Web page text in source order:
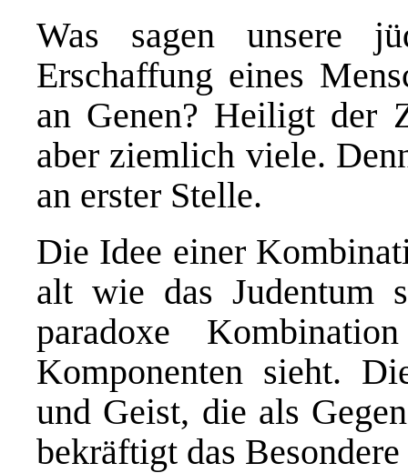
Was sagen unsere
Erschaffung eines
an Genen? Heiligt der
aber ziemlich viele.
an erster Stelle.
Die Idee einer
alt wie das Judentum
paradoxe
Komponenten sieht.
und Geist, die als
bekräftigt das